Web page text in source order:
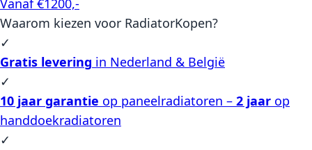
Waarom kiezen voor RadiatorKopen?
✓
Gratis levering in Nederland & België
✓
10 jaar garantie op paneelradiatoren – 2 jaar op
handdoekradiatoren
✓